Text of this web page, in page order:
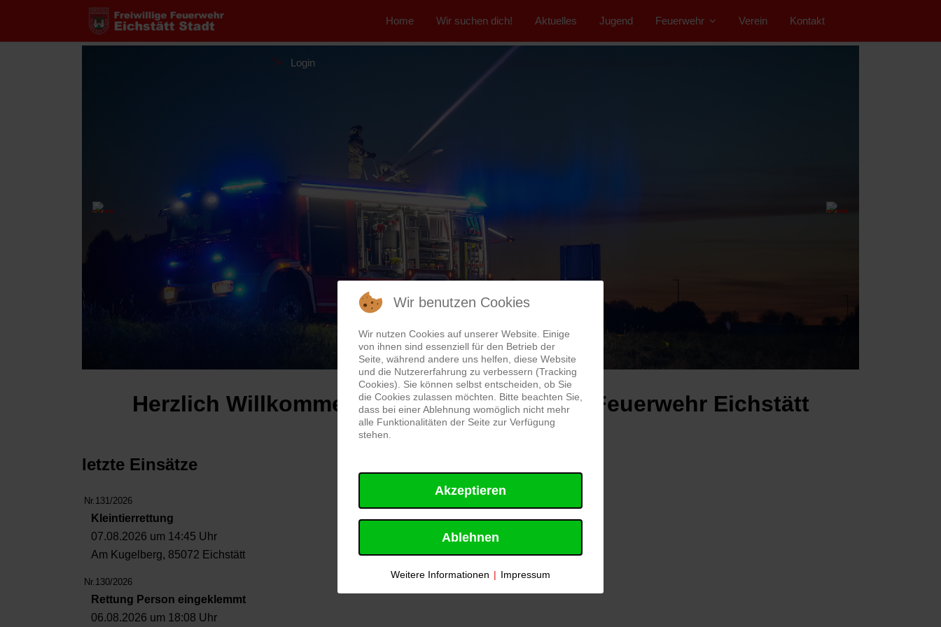
Home Wir suchen dich! Aktuelles Jugend Feuerwehr Verein Kontakt
"> Login
Herzlich Willkommen auf der Webseite der Feuerwehr Eichstätt
letzte Einsätze
Nr.131/2026
Kleintierrettung
07.08.2026 um 14:45 Uhr
Am Kugelberg, 85072 Eichstätt
Nr.130/2026
Rettung Person eingeklemmt
06.08.2026 um 18:08 Uhr
Wir benutzen Cookies
Wir nutzen Cookies auf unserer Website. Einige
von ihnen sind essenziell für den Betrieb der
Seite, während andere uns helfen, diese Website
und die Nutzererfahrung zu verbessern (Tracking
Cookies). Sie können selbst entscheiden, ob Sie
die Cookies zulassen möchten. Bitte beachten Sie,
dass bei einer Ablehnung womöglich nicht mehr
alle Funktionalitäten der Seite zur Verfügung
stehen.
Akzeptieren
Ablehnen
Weitere Informationen | Impressum